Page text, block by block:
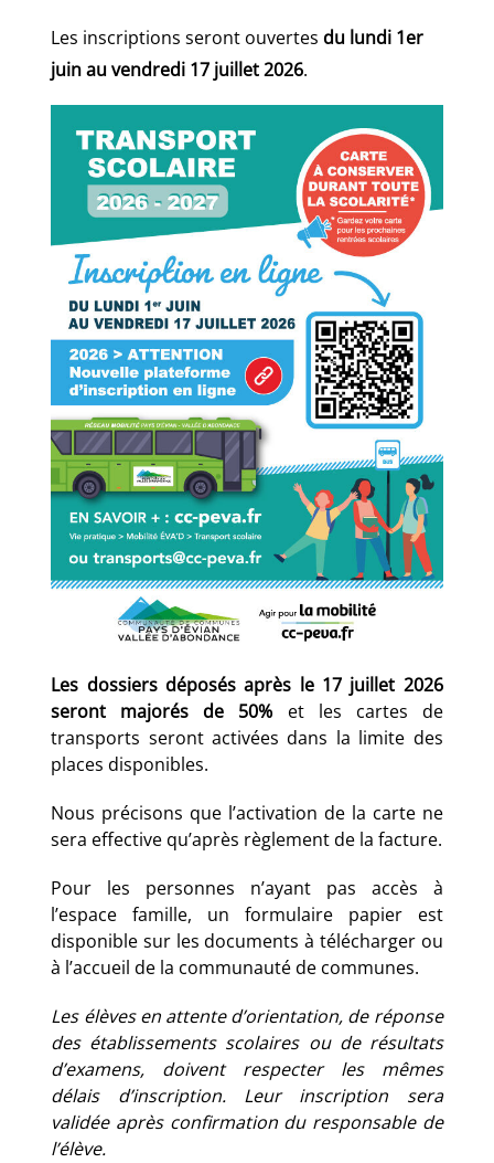
Les inscriptions seront ouvertes du lundi 1er
juin au vendredi 17 juillet 2026.
Les dossiers déposés après le 17 juillet 2026
seront majorés de 50% et les cartes de
transports seront activées dans la limite des
places disponibles.
Nous précisons que l’activation de la carte ne
sera effective qu’après règlement de la facture.
Pour les personnes n’ayant pas accès à
l’espace famille, un formulaire papier est
disponible sur les documents à télécharger ou
à l’accueil de la communauté de communes.
Les élèves en attente d’orientation, de réponse
des établissements scolaires ou de résultats
d’examens, doivent respecter les mêmes
délais d’inscription. Leur inscription sera
validée après confirmation du responsable de
l’élève.